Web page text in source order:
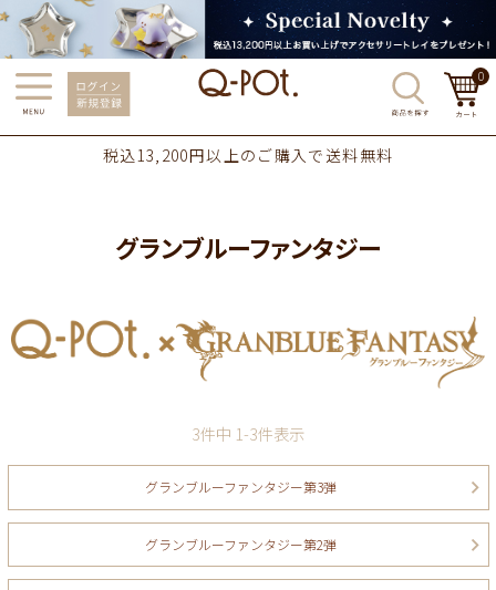
0
税込13,200円以上のご購入で送料無料
グランブルーファンタジー
3件中 1-3件表示
グランブルーファンタジー第3弾
グランブルーファンタジー第2弾